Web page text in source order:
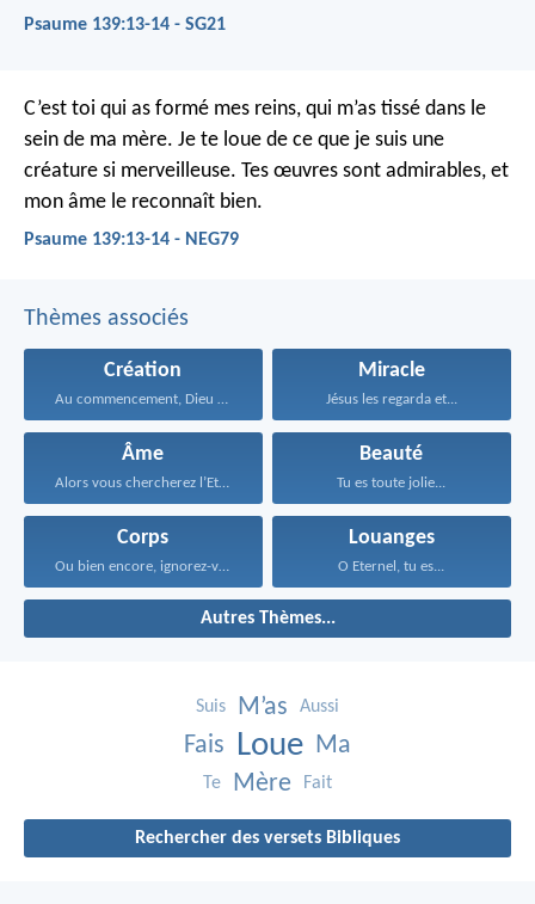
Psaume 139:13-14 - SG21
C’est toi qui as formé mes reins, qui m’as tissé dans le
sein de ma mère. Je te loue de ce que je suis une
créature si merveilleuse. Tes œuvres sont admirables, et
mon âme le reconnaît bien.
Psaume 139:13-14 - NEG79
Thèmes associés
Création
Au commencement, Dieu créa...
Miracle
Jésus les regarda et...
Âme
Alors vous chercherez l’Eternel...
Beauté
Tu es toute jolie...
Corps
Ou bien encore, ignorez-vous...
Louanges
O Eternel, tu es...
Autres Thèmes...
Suis M’as Aussi
Fais Loue Ma
Te Mère Fait
Rechercher des versets Bibliques